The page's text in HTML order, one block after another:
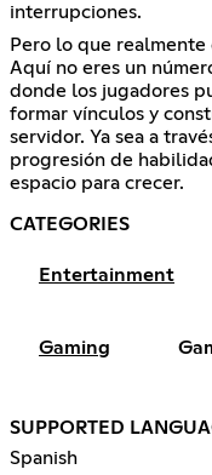
interrupciones.
Pero lo que realmente
Aquí no eres un
donde los jugadores
formar vínculos y
servidor. Ya sea a
progresión de
espacio para crecer.
CATEGORIES
Entertainment
Gaming
SUPPORTED
Spanish